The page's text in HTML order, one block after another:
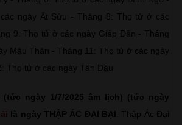
ngày Ất Sửu - Tháng 8: Thọ tử ở các
9: Thọ tử ở các ngày Giáp Dần - Tháng
Mậu Thân - Tháng 11: Thọ tử ở các ngày
Thọ tử ở các ngày Tân Dậu
(tức ngày 1/7/2025 âm lịch) (tức ngày
là ngày THẬP ÁC ĐẠI BẠI . Thập Ác Đại